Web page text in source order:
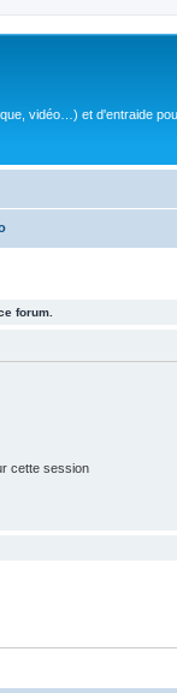
vidéo…) et d'entraide
forum.
cette session